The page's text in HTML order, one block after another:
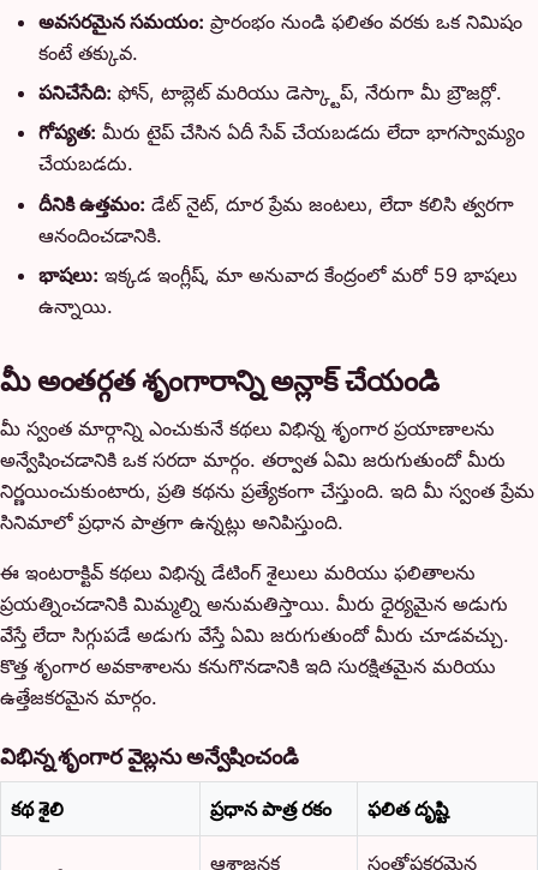
అవసరమైన సమయం: ప్రారంభం నుండి ఫలితం వరకు ఒక నిమిషం
కంటే తక్కువ.
పనిచేసేది: ఫోన్, టాబ్లెట్ మరియు డెస్క్టాప్, నేరుగా మీ బ్రౌజర్లో.
గోప్యత: మీరు టైప్ చేసిన ఏదీ సేవ్ చేయబడదు లేదా భాగస్వామ్యం
చేయబడదు.
దీనికి ఉత్తమం: డేట్ నైట్, దూర ప్రేమ జంటలు, లేదా కలిసి త్వరగా
ఆనందించడానికి.
భాషలు: ఇక్కడ ఇంగ్లీష్, మా అనువాద కేంద్రంలో మరో 59 భాషలు
ఉన్నాయి.
మీ అంతర్గత శృంగారాన్ని అన్లాక్ చేయండి
మీ స్వంత మార్గాన్ని ఎంచుకునే కథలు విభిన్న శృంగార ప్రయాణాలను
అన్వేషించడానికి ఒక సరదా మార్గం. తర్వాత ఏమి జరుగుతుందో మీరు
నిర్ణయించుకుంటారు, ప్రతి కథను ప్రత్యేకంగా చేస్తుంది. ఇది మీ స్వంత ప్రేమ
సినిమాలో ప్రధాన పాత్రగా ఉన్నట్లు అనిపిస్తుంది.
ఈ ఇంటరాక్టివ్ కథలు విభిన్న డేటింగ్ శైలులు మరియు ఫలితాలను
ప్రయత్నించడానికి మిమ్మల్ని అనుమతిస్తాయి. మీరు ధైర్యమైన అడుగు
వేస్తే లేదా సిగ్గుపడే అడుగు వేస్తే ఏమి జరుగుతుందో మీరు చూడవచ్చు.
కొత్త శృంగార అవకాశాలను కనుగొనడానికి ఇది సురక్షితమైన మరియు
ఉత్తేజకరమైన మార్గం.
విభిన్న శృంగార వైబ్లను అన్వేషించండి
కథ శైలి ప్రధాన పాత్ర రకం ఫలిత దృష్టి
ఆశాజనక సంతోషకరమైన